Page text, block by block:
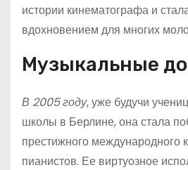
истории кинематографа и
вдохновением для многих
Музыкальные
В 2005 году, уже будучи
школы в Берлине, она стала
престижного международного
пианистов. Ее виртуозное